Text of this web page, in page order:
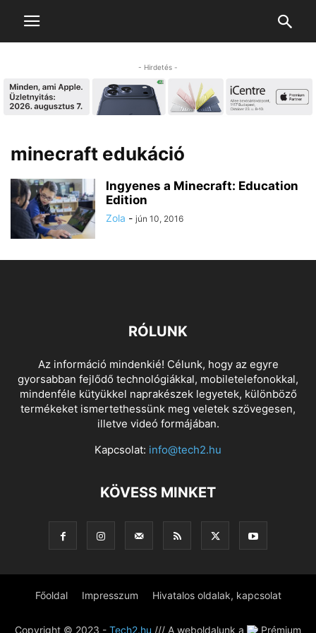
- Hirdetés -
minecraft edukáció
Ingyenes a Minecraft: Education
Edition
Zola - jún 10, 2016
RÓLUNK
Az információ mindenkié! Célunk, hogy az egyre
gyorsabban fejlődő technológiákkal, mobiletelefonokkal,
mindenféle kütyükkel naprakészek legyetek, különböző
termékeket ismertethessünk meg veletek szövegesen,
illetve videó formájában.
Kapcsolat: info@tech2.hu
KÖVESS MINKET
Főoldal Impresszum Hivatalos oldalak, kapcsolat
Copyright © 2023 - Tech2.hu /// A weboldalunk a Prémium